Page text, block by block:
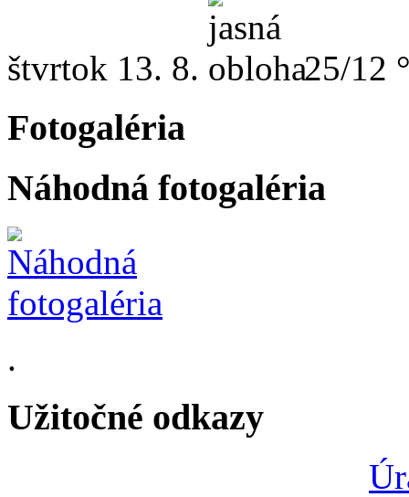
štvrtok 13. 8. 25/12
Fotogaléria
Náhodná fotogaléria
.
Užitočné odkazy